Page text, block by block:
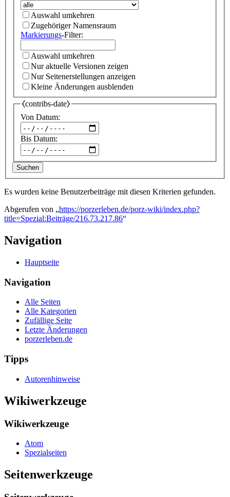
Auswahl umkehren
Zugehöriger Namensraum
Markierungs-Filter:
Auswahl umkehren
Nur aktuelle Versionen zeigen
Nur Seitenerstellungen anzeigen
Kleine Änderungen ausblenden
⧼contribs-date⧽
Von Datum:
Bis Datum:
Suchen
Es wurden keine Benutzerbeiträge mit diesen Kriterien gefunden.
Abgerufen von „https://porzerleben.de/porz-wiki/index.php?
title=Spezial:Beiträge/216.73.217.86“
Navigation
Hauptseite
Navigation
Alle Seiten
Alle Kategorien
Zufällige Seite
Letzte Änderungen
porzerleben.de
Tipps
Autorenhinweise
Wikiwerkzeuge
Wikiwerkzeuge
Atom
Spezialseiten
Seitenwerkzeuge